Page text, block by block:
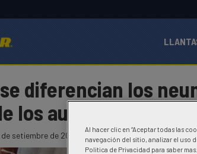
diferencian los
los autos?
setiembre de 2022
Al hacer clic en “Aceptar todas las
navegación del sitio, analizar el uso
Politica de Privacidad para saber mas.